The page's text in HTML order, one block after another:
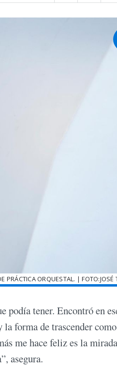
PRÁCTICA ORQUESTAL. | FOTO:JOSÉ
podía tener. Encontró en
forma de trascender como
me hace feliz es la
asegura.